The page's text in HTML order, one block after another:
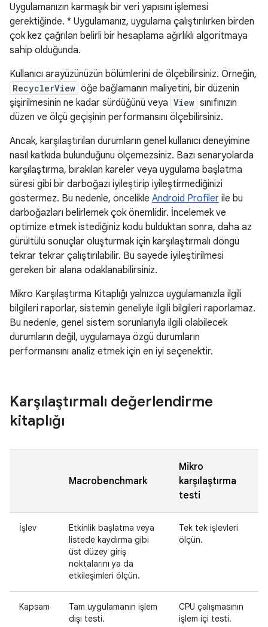
Uygulamanızın karmaşık bir veri yapısını işlemesi
gerektiğinde. * Uygulamanız, uygulama çalıştırılırken birden
çok kez çağrılan belirli bir hesaplama ağırlıklı algoritmaya
sahip olduğunda.
Kullanıcı arayüzünüzün bölümlerini de ölçebilirsiniz. Örneğin,
RecyclerView öğe bağlamanın maliyetini, bir düzenin
şişirilmesinin ne kadar sürdüğünü veya View sınıfınızın
düzen ve ölçü geçişinin performansını ölçebilirsiniz.
Ancak, karşılaştırılan durumların genel kullanıcı deneyimine
nasıl katkıda bulunduğunu ölçemezsiniz. Bazı senaryolarda
karşılaştırma, bırakılan kareler veya uygulama başlatma
süresi gibi bir darboğazı iyileştirip iyileştirmediğinizi
göstermez. Bu nedenle, öncelikle Android Profiler ile bu
darboğazları belirlemek çok önemlidir. İncelemek ve
optimize etmek istediğiniz kodu bulduktan sonra, daha az
gürültülü sonuçlar oluşturmak için karşılaştırmalı döngü
tekrar tekrar çalıştırılabilir. Bu sayede iyileştirilmesi
gereken bir alana odaklanabilirsiniz.
Mikro Karşılaştırma Kitaplığı yalnızca uygulamanızla ilgili
bilgileri raporlar, sistemin geneliyle ilgili bilgileri raporlamaz.
Bu nedenle, genel sistem sorunlarıyla ilgili olabilecek
durumların değil, uygulamaya özgü durumların
performansını analiz etmek için en iyi seçenektir.
Karşılaştırmalı değerlendirme
kitaplığı
Macrobenchmark
Mikro
karşılaştırma
testi
İşlev
Etkinlik başlatma veya
listede kaydırma gibi
üst düzey giriş
noktalarını ya da
etkileşimleri ölçün.
Tek tek işlevleri
ölçün.
Kapsam
Tam uygulamanın işlem
dışı testi.
CPU çalışmasının
işlem içi testi.